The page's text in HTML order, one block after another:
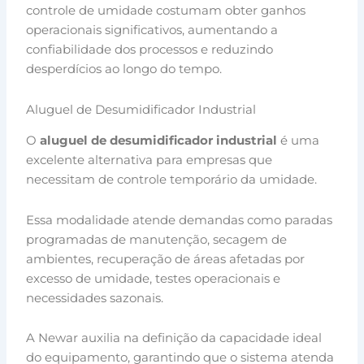
controle de umidade costumam obter ganhos
operacionais significativos, aumentando a
confiabilidade dos processos e reduzindo
desperdícios ao longo do tempo.
Aluguel de Desumidificador Industrial
Oaluguel de desumidificador industrial é uma
excelente alternativa para empresas que
necessitam de controle temporário da umidade.
Essa modalidade atende demandas como paradas
programadas de manutenção, secagem de
ambientes, recuperação de áreas afetadas por
excesso de umidade, testes operacionais e
necessidades sazonais.
A Newar auxilia na definição da capacidade ideal
do equipamento, garantindo que o sistema atenda